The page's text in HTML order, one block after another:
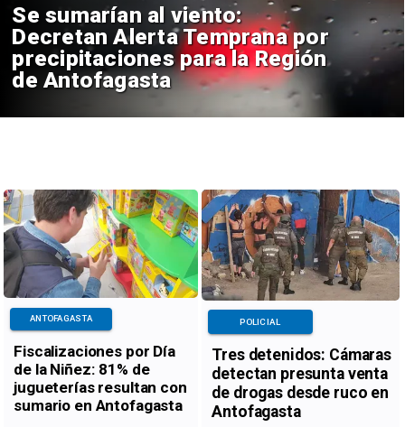
Se sumarían al viento:
Decretan Alerta Temprana por
precipitaciones para la Región
de Antofagasta
Fiscalizaciones por Día
de la Niñez: 81% de
jugueterías resultan con
sumario en Antofagasta
ANTOFAGASTA
Tres detenidos: Cámaras
detectan presunta venta
de drogas desde ruco en
Antofagasta
POLICIAL